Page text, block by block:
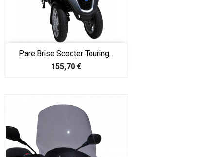
Pare Brise Scooter Touring...
Prix
155,70 €